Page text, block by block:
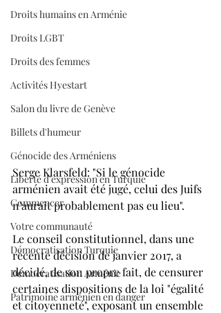
Droits humains en Arménie
Droits LGBT
Droits des femmes
Activités Hyestart
Salon du livre de Genève
Billets d'humeur
Génocide des Arméniens
Liberté d'expression en Turquie
Commencer
Votre communauté
Démocratisation Turquie
Démocratisation Arménie
Patrimoine arménien en danger
Serge Klarsfeld: "Si le génocide
arménien avait été jugé, celui des Juifs
n'aurait probablement pas eu lieu".
Le conseil constitutionnel, dans une
récente décision de janvier 2017, a
décidé, de son propre fait, de censurer
certaines dispositions de la loi "égalité
et citoyenneté", exposant un ensemble